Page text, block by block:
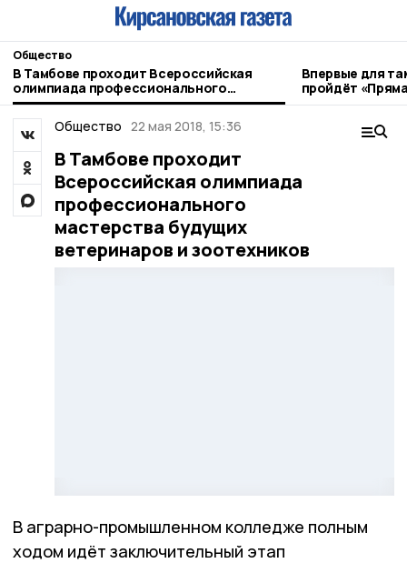
Общество
В Тамбове проходит Всероссийская
олимпиада профессионального
мастерства будущих ветеринаров
и зоотехников
Впервые для
пройдёт
Общество 22 мая 2018, 15:36
В Тамбове проходит
Всероссийская олимпиада
профессионального
мастерства будущих
ветеринаров и зоотехников
В аграрно-промышленном колледже полным
ходом идёт заключительный этап